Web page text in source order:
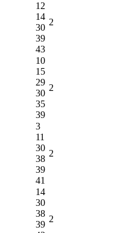
12
14
30
39
43
2
10
15
29
30
35
39
2
3
11
30
38
39
41
2
14
30
38
39
2